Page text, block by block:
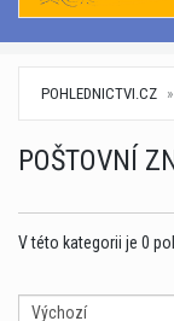
POHLEDNICTVI.CZ
POŠTOVNÍ
V této kategorii je 0